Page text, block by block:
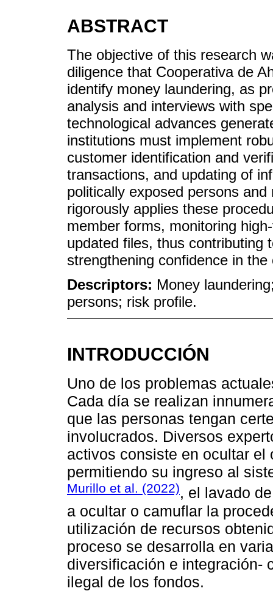
ABSTRACT
The objective of this research
diligence that Cooperativa de
identify money laundering, as
analysis and interviews with
technological advances
institutions must implement
customer identification and
transactions, and updating of
politically exposed persons
rigorously applies these
member forms, monitoring
updated files, thus contributing
strengthening confidence in
Descriptors: Money
persons; risk profile.
INTRODUCCIÓN
Uno de los problemas
Cada día se realizan
que las personas tengan
involucrados. Diversos
activos consiste en ocultar
permitiendo su ingreso al
Murillo et al. (2022), el lavado
a ocultar o camuflar la
utilización de recursos
proceso se desarrolla en
diversificación e integración-
ilegal de los fondos.